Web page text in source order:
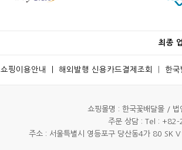
최종
쇼핑이용안내 해외발행 신용카드결제조회 한국
쇼핑몰명 : 한국꽃배달몰 /
주문 상담 : Tel :
주소 : 서울특별시 영등포구 당산동4가 80